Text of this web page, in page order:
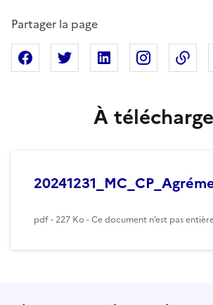
Partager la page
Partager sur Facebook
Partager sur XPartager surPartager
À
pdf - 227 Ko - Ce document n’est pas